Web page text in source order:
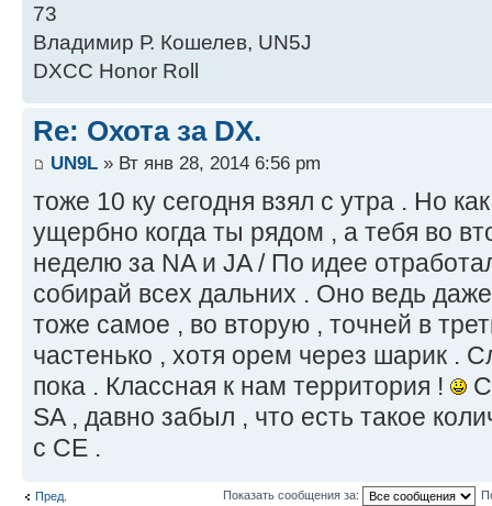
73
Владимир Р. Кошелев, UN5J
DXCC Honor Roll
Re: Охота за DX.
UN9L » Вт янв 28, 2014 6:56 pm
тоже 10 ку сегодня взял с утра . Но
ущербно когда ты рядом , а тебя во
неделю за NA и JA / По идее
собирай всех дальних . Оно ведь
тоже самое , во вторую , точней в
частенько , хотя орем через шарик .
пока . Классная к нам территория !
SA , давно забыл , что есть такое
с CE .
Пред. Показать сообщения за: